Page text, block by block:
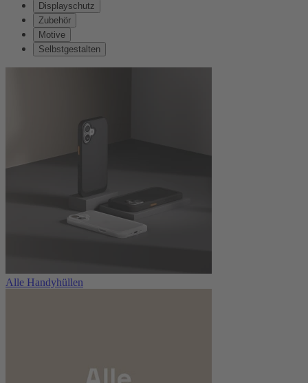
Displayschutz
Zubehör
Motive
Selbstgestalten
Alle Handyhüllen